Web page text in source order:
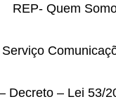
REP- Quem
– Lei 53/